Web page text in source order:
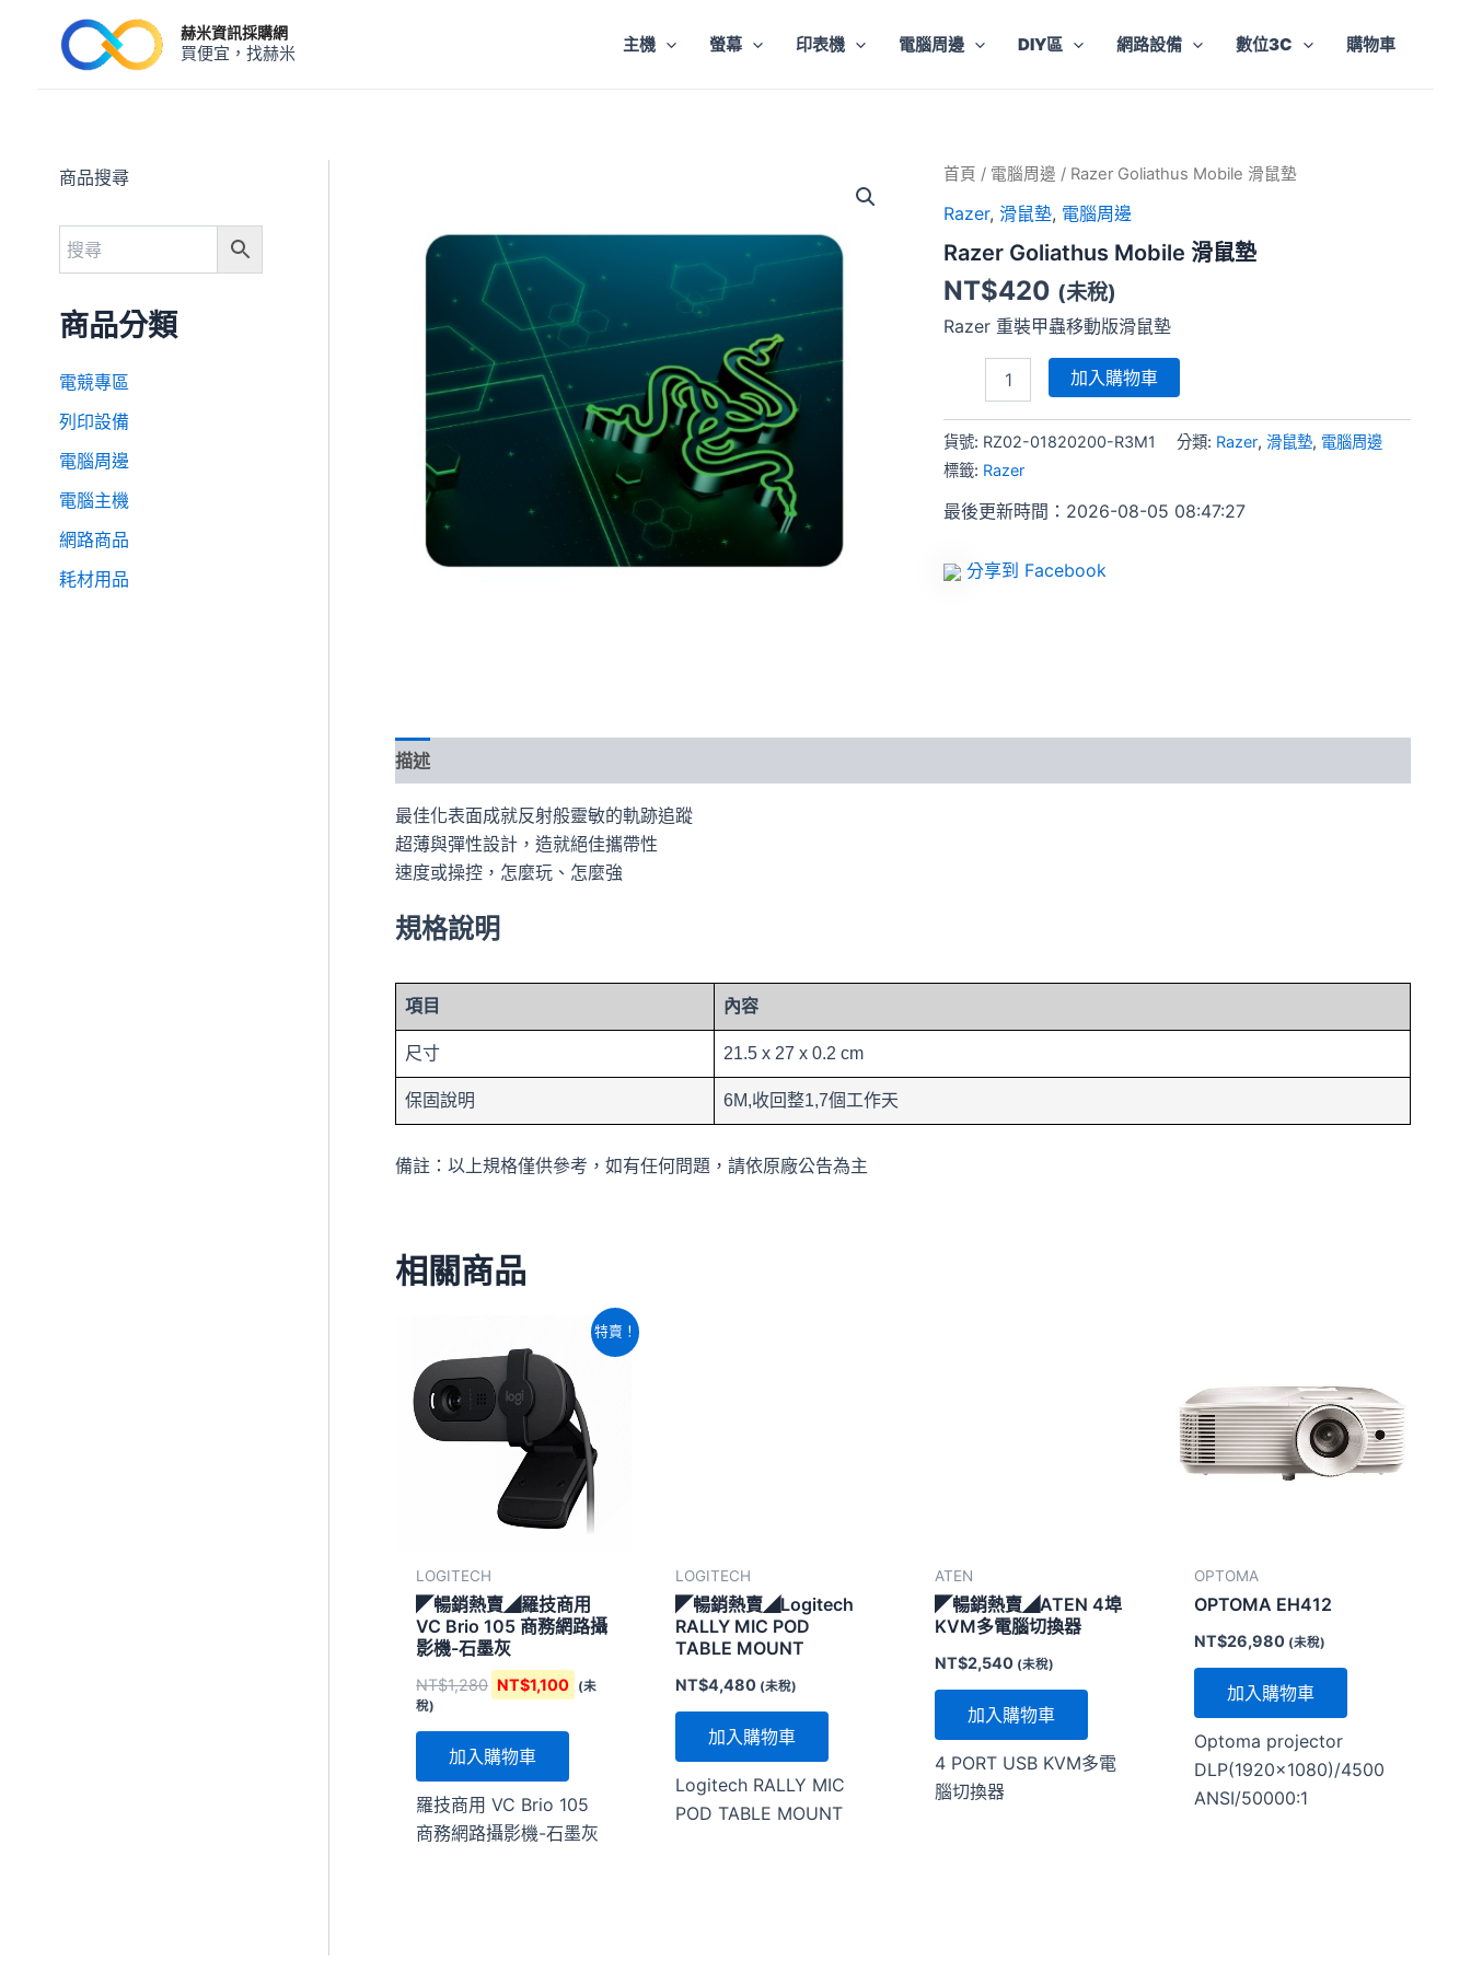
赫米資訊採購網
買便宜，找赫米 主機 螢幕 印表機 電腦周邊 DIY區 網路設備 數位3C 購物車
商品搜尋
商品分類
電競專區
列印設備
電腦周邊
電腦主機
網路商品
耗材用品
首頁 / 電腦周邊 / Razer Goliathus Mobile 滑鼠墊
Razer,滑鼠墊, 電腦周邊
Razer Goliathus Mobile 滑鼠墊
NT$420 (未稅)
Razer 重裝甲蟲移動版滑鼠墊
Razer
Mobile
鼠
墊
數
量
加入購物車
貨號: RZ02-01820200-R3M1 分類: Razer,滑鼠墊, 電腦周邊
標籤: Razer
最後更新時間：2026-08-05 08:47:27
分享到 Facebook
描述
最佳化表面成就反射般靈敏的軌跡追蹤
超薄與彈性設計，造就絕佳攜帶性
速度或操控，怎麼玩、怎麼強
規格說明
項目 內容
尺寸 21.5 x 27 x 0.2 cm
保固說明 6M,收回整1,7個工作天
備註：以上規格僅供參考，如有任何問題，請依原廠公告為主
相關商品
特賣！
LOGITECH
◤暢銷熱賣◢羅技商用
VC Brio 105 商務網路攝
影機-石墨灰
NT$1,280
價
格：
NT$1,280。
NT$1,100
格：
NT$1,100。
(未
稅)
加入購物車
羅技商用 VC Brio 105
商務網路攝影機-石墨灰
LOGITECH
◤暢銷熱賣◢Logitech
RALLY MIC POD
TABLE MOUNT
NT$4,480 (未稅)
加入購物車
Logitech RALLY MIC
POD TABLE MOUNT
ATEN
◤暢銷熱賣◢ATEN 4埠
KVM多電腦切換器
NT$2,540 (未稅)
加入購物車
4 PORT USB KVM多電
腦切換器
OPTOMA
OPTOMA EH412
NT$26,980 (未稅)
加入購物車
Optoma projector
DLP(1920×1080)/4500
ANSI/50000:1